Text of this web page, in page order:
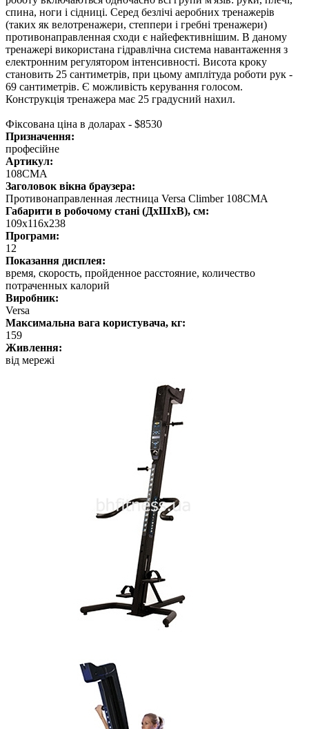
спина, ноги і сідниці. Серед безлічі аеробних тренажерів
(таких як велотренажери, степпери і гребні тренажери)
противонаправленная сходи є найефективнішим. В даному
тренажері використана гідравлічна система навантаження з
електронним регулятором інтенсивності. Висота кроку
становить 25 сантиметрів, при цьому амплітуда роботи рук -
69 сантиметрів. Є можливість керування голосом.
Конструкція тренажера має 25 градусний нахил.
Фіксована ціна в доларах - $8530
Призначення:
професійне
Артикул:
108CMA
Заголовок вікна браузера:
Противонаправленная лестница Versa Climber 108CMA
Габарити в робочому стані (ДхШхВ), см:
109x116x238
Програми:
12
Показання дисплея:
время, скорость, пройденное расстояние, количество
потраченных калорий
Виробник:
Versa
Максимальна вага користувача, кг:
159
Живлення:
від мережі